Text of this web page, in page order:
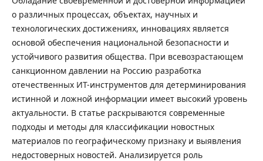
о различных процессах, объектах, научных и
технологических достижениях, инновациях является
основой обеспечения национальной безопасности и
устойчивого развития общества. При всевозрастающем
санкционном давлении на Россию разработка
отечественных ИТ-инструментов для детерминирования
истинной и ложной информации имеет высокий уровень
актуальности. В статье раскрываются современные
подходы и методы для классификации новостных
материалов по географическому признаку и выявления
недостоверных новостей. Анализируется роль